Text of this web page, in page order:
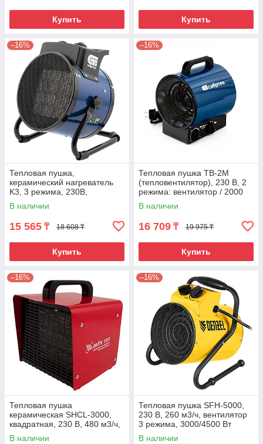
Купить Купить
–16%
Тепловая пушка,
керамический нагреватель
K3, 3 режима, 230В,
1500/3000 Вт// Сибртех
В наличии
15 565 ₸ 18 608 ₸
Купить
–16%
Тепловая пушка ТВ-2М
(тепловентилятор), 230 В, 2
режима: вентилятор / 2000
Вт Сибртех
В наличии
16 709 ₸ 19 975 ₸
Купить
–16%
Тепловая пушка
керамическая SHCL-3000,
квадратная, 230 В, 480 м3/ч,
1/3 кВт// MTX
В наличии
–16%
Тепловая пушка SFH-5000,
230 В, 260 м3/ч, вентилятор
3 режима, 3000/4500 Вт
Denzel
В наличии